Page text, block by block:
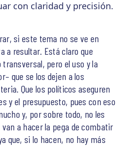
con claridad y precisión.
si este tema no se ve en
a resultar. Está claro que
pero el uso y la
que se los dejen a los
Que los políticos aseguren
y el presupuesto, pues con eso
y, por sobre todo, no les
a hacer la pega de combatir
que, si lo hacen, no hay más